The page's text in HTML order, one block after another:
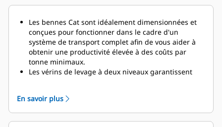
Les bennes Cat sont idéalement dimensionnées et
conçues pour fonctionner dans le cadre d'un
système de transport complet afin de vous aider à
obtenir une productivité élevée à des coûts par
tonne minimaux.
Les vérins de levage à deux niveaux garantissent
l'abaissement, avec la fonction d'amortissement
activée afin de protéger le châssis et les composants
à la fin du cycle d'abaissement.
En savoir plus